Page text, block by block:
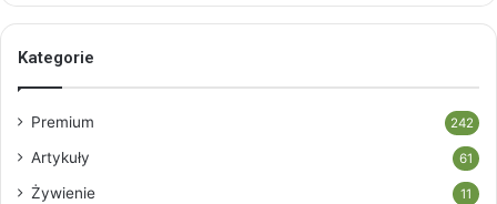
Kategorie
Premium 242
Artykuły 61
Żywienie 11